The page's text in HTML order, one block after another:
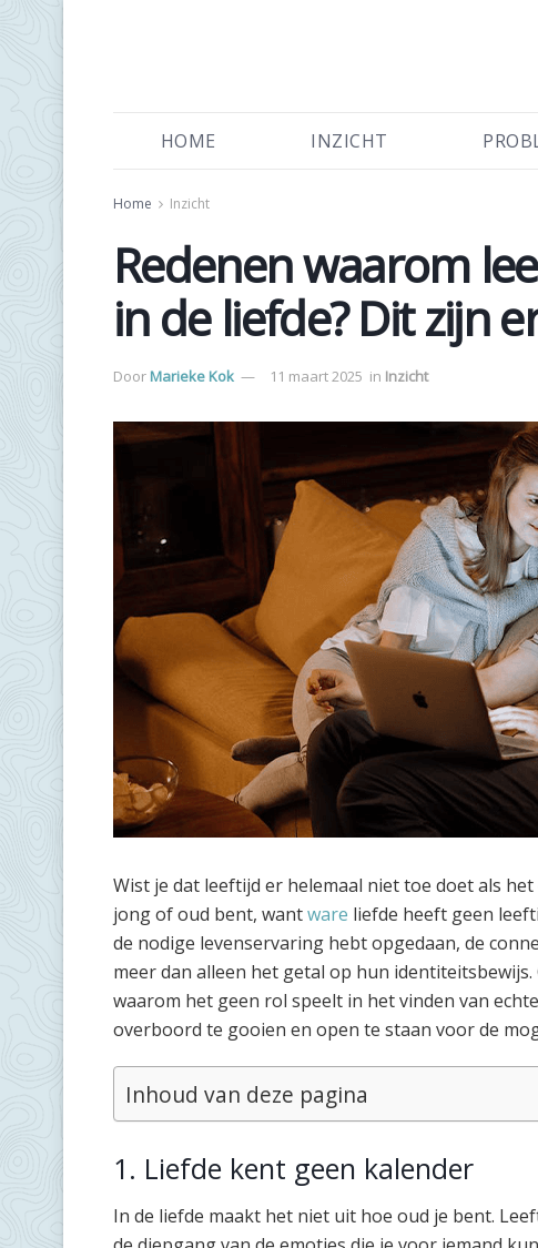
HOME INZICHT
Home Inzicht
Redenen waarom
in de liefde? Dit zijn
DoorMarieke Kok 11 maart 2025 in Inzicht
Wist je dat leeftijd er helemaal niet toe doet als het
jong of oud bent, wantware liefde heeft geen
de nodige levenservaring hebt opgedaan, de
meer dan alleen het getal op hun
waarom het geen rol speelt in het vinden van
overboord te gooien en open te staan voor de
Inhoud van deze pagina
1. Liefde kent geen kalender
In de liefde maakt het niet uit hoe oud je bent.